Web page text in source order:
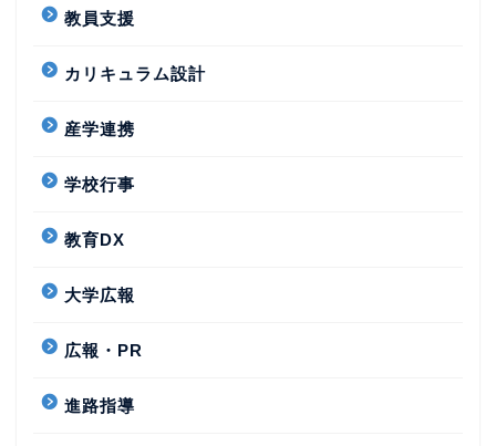
教員支援
カリキュラム設計
産学連携
学校行事
教育DX
大学広報
広報・PR
進路指導